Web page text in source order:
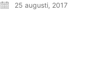
25 augusti, 2017